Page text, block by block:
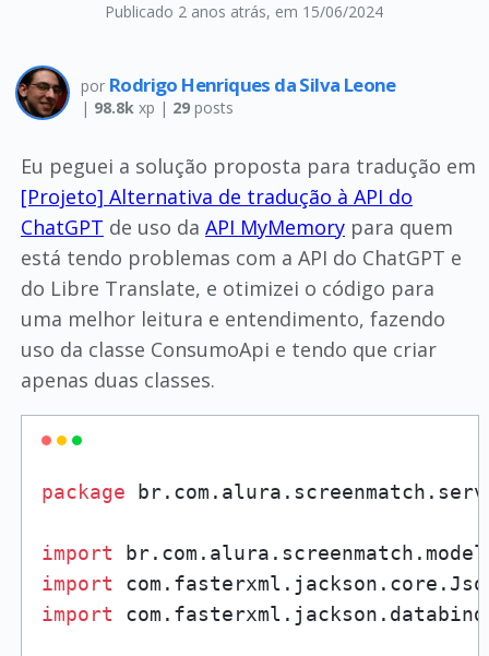
Publicado 2 anos atrás, em 15/06/2024
por Rodrigo Henriques da Silva Leone
| 98.8kxp | 29posts
Eu peguei a solução proposta para tradução em
[Projeto] Alternativa de tradução à API do
ChatGPT de uso da API MyMemorypara quem
está tendo problemas com a API do ChatGPT e
do Libre Translate, e otimizei o código para
uma melhor leitura e entendimento, fazendo
uso da classe ConsumoApi e tendo que criar
apenas duas classes.
package
import
import
import